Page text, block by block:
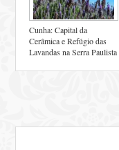
Cunha: Capital da
Cerâmica e Refúgio das
Lavandas na Serra Paulista